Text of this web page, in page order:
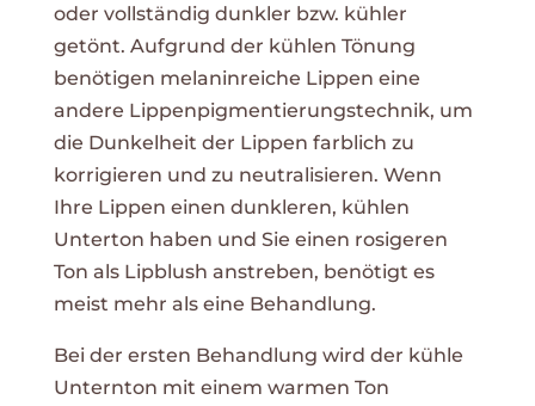
oder vollständig dunkler bzw. kühler
getönt. Aufgrund der kühlen Tönung
benötigen melaninreiche Lippen eine
andere Lippenpigmentierungstechnik, um
die Dunkelheit der Lippen farblich zu
korrigieren und zu neutralisieren. Wenn
Ihre Lippen einen dunkleren, kühlen
Unterton haben und Sie einen rosigeren
Ton als Lipblush anstreben, benötigt es
meist mehr als eine Behandlung.
Bei der ersten Behandlung wird der kühle
Unternton mit einem warmen Ton